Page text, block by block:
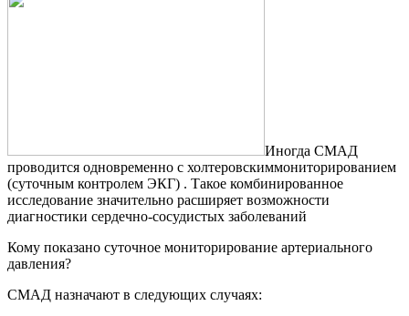
Иногда СМАД
проводится одновременно с холтеровскиммониторированием
(суточным контролем ЭКГ) . Такое комбинированное
исследование значительно расширяет возможности
диагностики сердечно-сосудистых заболеваний
Кому показано суточное мониторирование артериального
давления?
СМАД назначают в следующих случаях: